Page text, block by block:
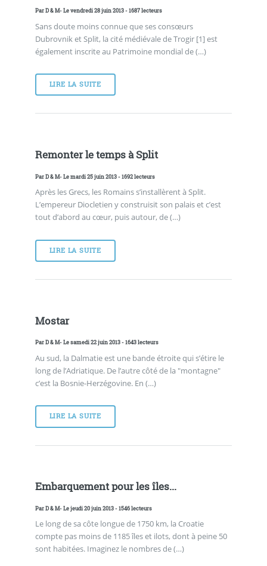
ParD & M- Le vendredi 28 juin 2013 - 1687 lecteurs
Sans doute moins connue que ses consœurs
Dubrovnik et Split, la cité médiévale de Trogir [1] est
également inscrite au Patrimoine mondial de (…)
LIRE LA SUITE
Remonter le temps à Split
ParD & M- Le mardi 25 juin 2013 - 1692 lecteurs
Après les Grecs, les Romains s’installèrent à Split.
L’empereur Diocletien y construisit son palais et c’est
tout d’abord au cœur, puis autour, de (…)
LIRE LA SUITE
Mostar
ParD & M- Le samedi 22 juin 2013 - 1643 lecteurs
Au sud, la Dalmatie est une bande étroite qui s’étire le
long de l’Adriatique. De l’autre côté de la "montagne"
c’est la Bosnie-Herzégovine. En (…)
LIRE LA SUITE
Embarquement pour les îles...
ParD & M- Le jeudi 20 juin 2013 - 1546 lecteurs
Le long de sa côte longue de 1750 km, la Croatie
compte pas moins de 1185 îles et ilots, dont à peine 50
sont habitées. Imaginez le nombres de (…)